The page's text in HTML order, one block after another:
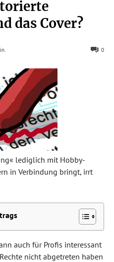
das Cover?
0
lediglich mit Hobby-
in Verbindung bringt, irrt
auch für Profis interessant
nicht abgetreten haben